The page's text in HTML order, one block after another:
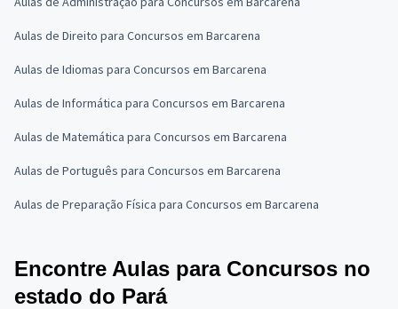
Aulas de Direito para Concursos em Barcarena
Aulas de Idiomas para Concursos em Barcarena
Aulas de Informática para Concursos em Barcarena
Aulas de Matemática para Concursos em Barcarena
Aulas de Português para Concursos em Barcarena
Aulas de Preparação Física para Concursos em Barcarena
Encontre Aulas para Concursos no
estado do Pará